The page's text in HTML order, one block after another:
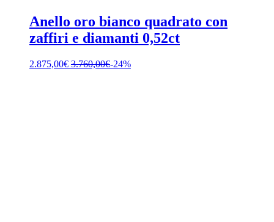
Anello oro bianco quadrato con
zaffiri e diamanti 0,52ct
2.875,00€ 3.760,00€-24%